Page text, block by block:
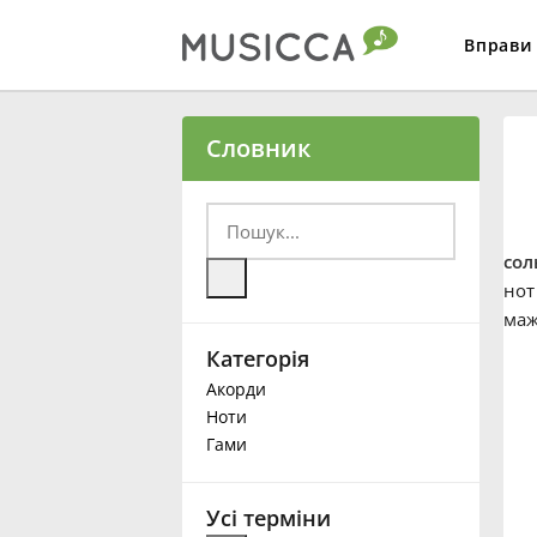
Вправи
Български
Deutsch
Español
Словник
Категорія
Акорди
Ноти
Гами
Усі терміни